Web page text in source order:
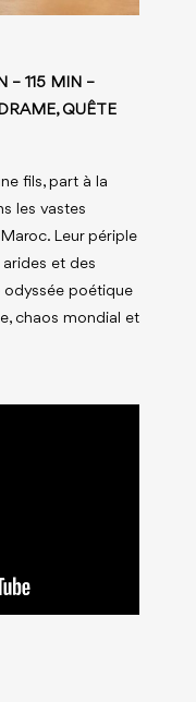
– 115 MIN –
QUÊTE
fils, part à la
les vastes
Leur périple
et des
odyssée poétique
chaos mondial et